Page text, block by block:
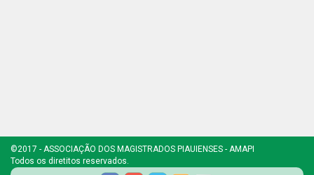
©2017 - ASSOCIAÇÃO DOS MAGISTRADOS PIAUIENSES - AMAPI
Todos os diretitos reservados.